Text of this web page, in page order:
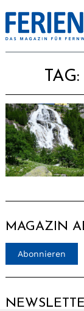
TAG:
MAGAZIN
Abonnieren